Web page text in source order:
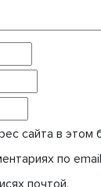
сайта в
по
почтой.